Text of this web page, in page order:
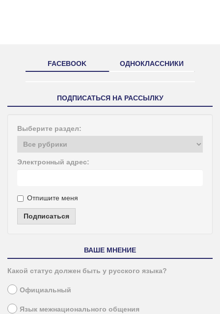
FACEBOOK ОДНОКЛАССНИКИ
ПОДПИСАТЬСЯ НА РАССЫЛКУ
Выберите раздел:
Электронный адрес:
Отпишите меня
Подписаться
ВАШЕ МНЕНИЕ
Какой статус должен быть у русского языка?
Официальный
Язык межнационального общения